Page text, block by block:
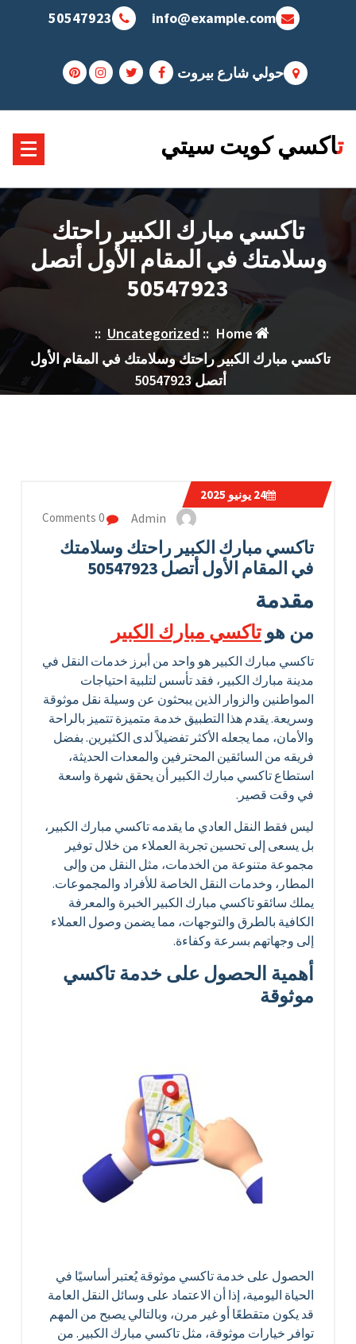
info@example.com
50547923
حولي شارع بيروت
تاكسي كويت سيتي
تاكسي مبارك الكبير راحتك
وسلامتك في المقام الأول أتصل
50547923
Home
::
Uncategorized
::
تاكسي مبارك الكبير راحتك وسلامتك في المقام الأول
أتصل 50547923
24يونيو 2025
Admin
0 Comments
تاكسي مبارك الكبير راحتك وسلامتك
في المقام الأول أتصل 50547923
مقدمة
من هوتاكسي مبارك الكبير
تاكسي مبارك الكبير هو واحد من أبرز خدمات النقل في
مدينة مبارك الكبير، فقد تأسس لتلبية احتياجات
المواطنين والزوار الذين يبحثون عن وسيلة نقل موثوقة
وسريعة. يقدم هذا التطبيق خدمة متميزة تتميز بالراحة
والأمان، مما يجعله الأكثر تفضيلاً لدى الكثيرين. بفضل
فريقه من السائقين المحترفين والمعدات الحديثة،
استطاع تاكسي مبارك الكبير أن يحقق شهرة واسعة
في وقت قصير.
ليس فقط النقل العادي ما يقدمه تاكسي مبارك الكبير،
بل يسعى إلى تحسين تجربة العملاء من خلال توفير
مجموعة متنوعة من الخدمات، مثل النقل من وإلى
المطار، وخدمات النقل الخاصة للأفراد والمجموعات.
يملك سائقو تاكسي مبارك الكبير الخبرة والمعرفة
الكافية بالطرق والتوجهات، مما يضمن وصول العملاء
إلى وجهاتهم بسرعة وكفاءة.
أهمية الحصول على خدمة تاكسي
موثوقة
الحصول على خدمة تاكسي موثوقة يُعتبر أساسيًا في
الحياة اليومية، إذا أن الاعتماد على وسائل النقل العامة
قد يكون متقطعًا أو غير مرن، وبالتالي يصبح من المهم
توافر خيارات موثوقة، مثل تاكسي مبارك الكبير. من